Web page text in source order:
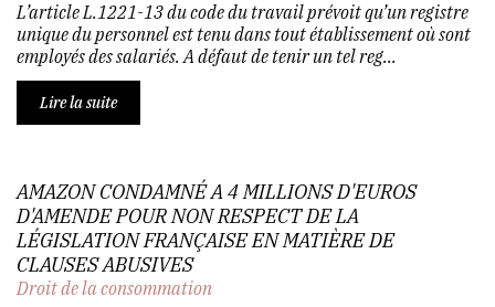
L’article L.1221-13 du code du travail prévoit qu’un registre
unique du personnel est tenu dans tout établissement où sont
employés des salariés. A défaut de tenir un tel reg...
Lire la suite
AMAZON CONDAMNÉ A 4 MILLIONS D'EUROS
D'AMENDE POUR NON RESPECT DE LA
LÉGISLATION FRANÇAISE EN MATIÈRE DE
CLAUSES ABUSIVES
Droit de la consommation